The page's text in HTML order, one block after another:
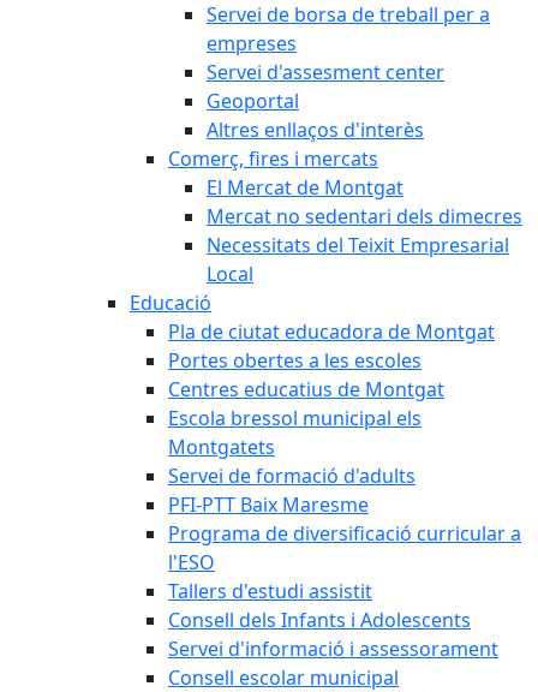
Servei de borsa de treball per a
empreses
Servei d'assesment center
Geoportal
Altres enllaços d'interès
Comerç, fires i mercats
El Mercat de Montgat
Mercat no sedentari dels dimecres
Necessitats del Teixit Empresarial
Local
Educació
Pla de ciutat educadora de Montgat
Portes obertes a les escoles
Centres educatius de Montgat
Escola bressol municipal els
Montgatets
Servei de formació d'adults
PFI-PTT Baix Maresme
Programa de diversificació curricular a
l'ESO
Tallers d'estudi assistit
Consell dels Infants i Adolescents
Servei d'informació i assessorament
Consell escolar municipal